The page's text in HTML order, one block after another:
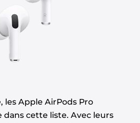
les Apple AirPods Pro
cette liste. Avec leurs